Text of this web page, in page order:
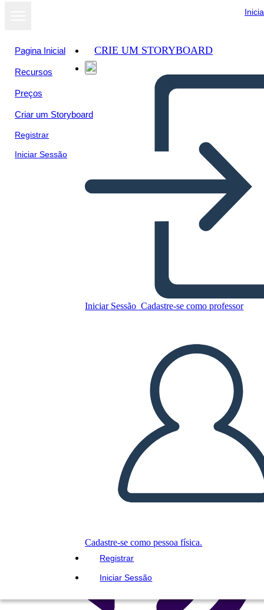
Pagina Inicial
Recursos
Preços
Criar um Storyboard
Registrar
Iniciar Sessão
CRIE UM STORYBOARD
Iniciar Sessão Cadastre-se como professor
Cadastre-se como pessoa física.
Registrar
Iniciar Sessão
Cronologia Covid 19
CRIAR UM STORYBOARD
REPRODUZIR APRESENTAÇÃO DE SLIDES
LEIA PRA MIM